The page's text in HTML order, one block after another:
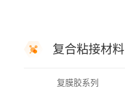
复合粘接材料
复膜胶系列